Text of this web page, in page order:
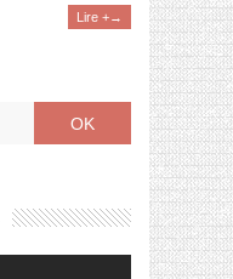
Lire +→
OK